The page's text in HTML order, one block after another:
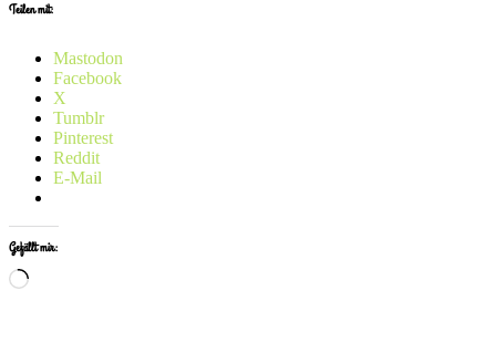
Teilen mit:
Mastodon
Facebook
X
Tumblr
Pinterest
Reddit
E-Mail
Gefällt mir:
Wird